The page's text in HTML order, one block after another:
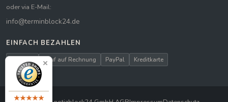
oder via E-Mail:
info@terminblock24.de
EINFACH BEZAHLEN
Kauf auf Rechnung PayPal Kreditkarte